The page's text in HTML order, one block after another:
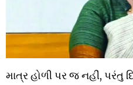
માત્ર હોળી પર જ નહીં, પરંતુ